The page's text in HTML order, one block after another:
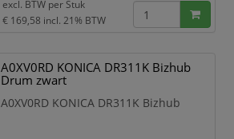
excl. BTW per Stuk
€ 169,58 incl. 21% BTW
A0XV0RD KONICA DR311K Bizhub
Drum zwart
A0XV0RD KONICA DR311K Bizhub